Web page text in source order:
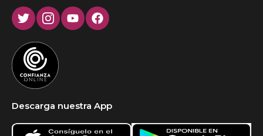
TwitterInstagram
YoutubeFacebook
Descarga nuestra App